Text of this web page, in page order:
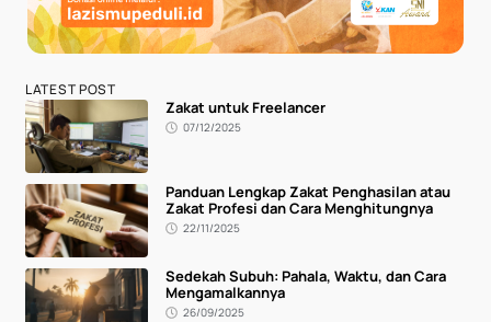
LATEST POST
Zakat untuk Freelancer
07/12/2025
Panduan Lengkap Zakat Penghasilan atau
Zakat Profesi dan Cara Menghitungnya
22/11/2025
Sedekah Subuh: Pahala, Waktu, dan Cara
Mengamalkannya
26/09/2025